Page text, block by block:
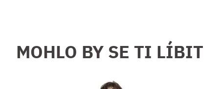
MOHLO BY SE TI LÍBIT